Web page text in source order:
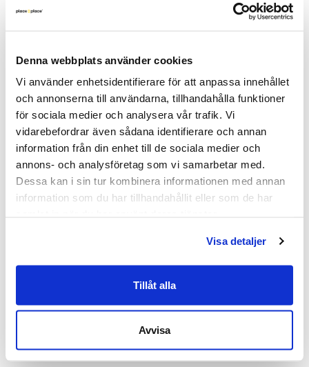
Denna webbplats använder cookies
Vi använder enhetsidentifierare för att anpassa innehållet
och annonserna till användarna, tillhandahålla funktioner
för sociala medier och analysera vår trafik. Vi
vidarebefordrar även sådana identifierare och annan
information från din enhet till de sociala medier och
annons- och analysföretag som vi samarbetar med.
Dessa kan i sin tur kombinera informationen med annan
information som du har tillhandahållit eller som de har
Visa detaljer
Tillåt alla
Avvisa
Färg och material: Klädsel i lila färg med
Mått: Bredd 59 cm, Djup 53 cm, Höjd 80 cm,
2 års garanti
Mer om Cornflake
Begagnad konferensstol från Offecct, modell
Cornflake, erbjuder följsam komfort med
stapelbara design möjliggör effektiv användning
Perfekt för användning i konferensrum,
Frakt & leverans